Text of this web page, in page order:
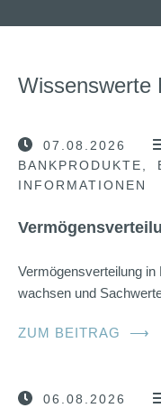
Wissenswerte
07.08.2026
BANKPRODUKTE
INFORMATIONEN
Vermögensverteilung
wachsen und
ZUM BEITRAG ⟶
06.08.2026